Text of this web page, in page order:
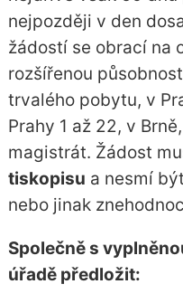
nejpozději v den
žádostí se obrací na
rozšířenou
trvalého pobytu, v
Prahy 1 až 22, v
magistrát. Žádost
tiskopisu a nesmí
nebo jinak
Společně s
úřadě předložit: